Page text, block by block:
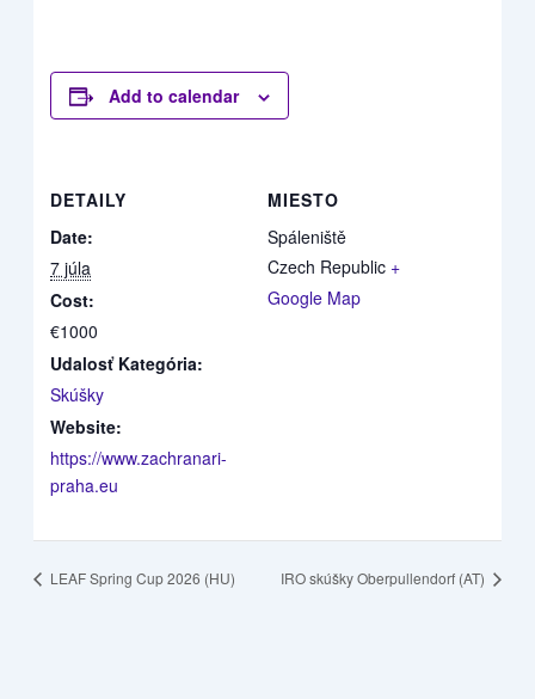
Add to calendar
DETAILY
Date:
7 júla
Cost:
€1000
Udalosť Kategória:
Skúšky
Website:
https://www.zachranari-
praha.eu
MIESTO
Spáleniště
Czech Republic +
Google Map
LEAF Spring Cup 2026 (HU) IRO skúšky Oberpullendorf (AT)